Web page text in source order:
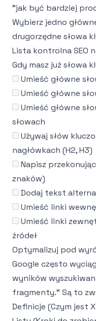
"jak być bardziej
Wybierz jedno
drugorzędne słowa
Lista kontrolna SEO
Gdy masz już słowa
Umieść główne
Umieść główne
Umieść główne
słowach
Używaj słów
nagłówkach (H2, H3)
Napisz
znaków)
Dodaj tekst
Umieść linki
Umieść linki
źródeł
Optymalizuj pod
Google często
wyników
fragmenty." Są to
Definicje (Czym jest